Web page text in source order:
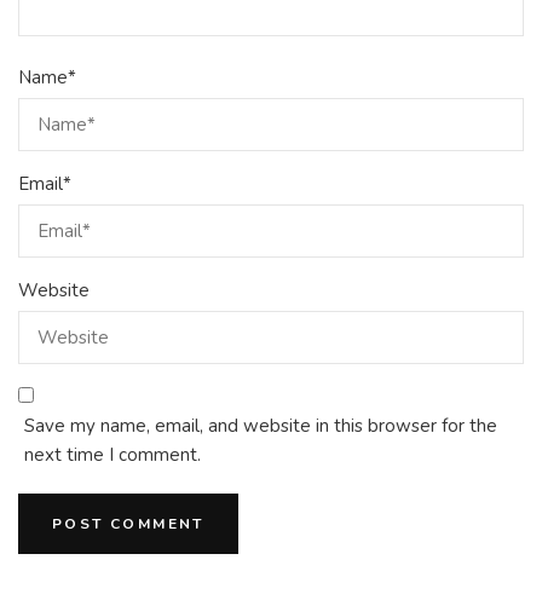
Name*
Email*
Website
Save my name, email, and website in this browser for the
next time I comment.